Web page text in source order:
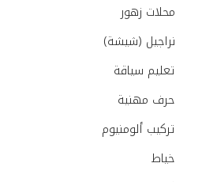
محلات زهور
نراجيل (شيشة)
تعليم سياقة
حرف مهنية
تركيب ألومنيوم
خياط